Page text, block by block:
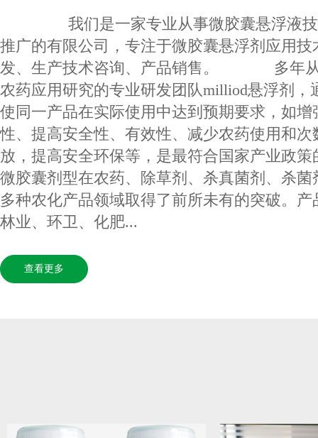
我们是一家专业从事微胶囊悬浮液技
推广的有限公司，专注于微胶囊悬浮剂应用技
发、生产技术咨询、产品销售。 多年从
农药应用研究的专业研发团队milliod悬浮剂，
使同一产品在实际使用中达到预期要求，如增
性、提高安全性、有效性、减少农药使用和次
放，提高安全环保等，是最符合国家产业政
微胶囊剂型在农药、除草剂、杀真菌剂、杀
多种农化产品领域取得了前所未有的突破。
林业、环卫、化肥...
查看更多